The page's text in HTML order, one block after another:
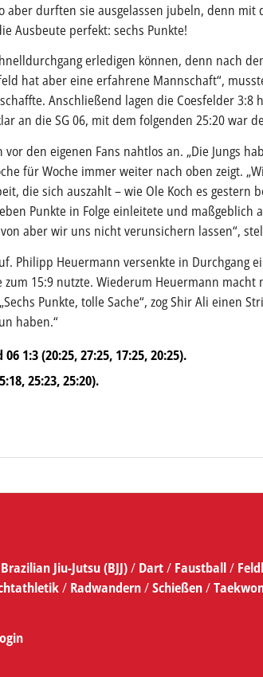
aber durften sie ausgelassen jubeln, denn mit
Ausbeute perfekt: sechs Punkte!
erledigen können, denn nach
hat aber eine erfahrene Mannschaft“,
Anschließend lagen die Coesfelder
an die SG 06, mit dem folgenden 25:20 war
den eigenen Fans nahtlos an. „Die Jungs
für Woche immer weiter nach oben zeigt.
die sich auszahlt – wie Ole Koch es
Punkte in Folge einleitete und maßgeblich
aber wir uns nicht verunsichern lassen“,
Philipp Heuermann versenkte in Durchgang
15:9 nutzte. Wiederum Heuermann
Punkte, tolle Sache“, zog Shir Ali einen
haben.“
1:3 (20:25, 27:25, 17:25, 20:25).
25:23, 25:20).
Brazilian Jiu-Jutsu (BJJ)/ Dart/ Faustball/
/ Radwandern/Schießen/